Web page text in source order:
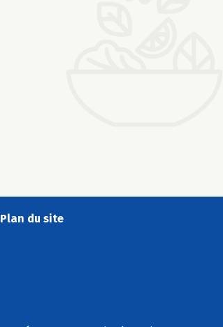
Plan du site